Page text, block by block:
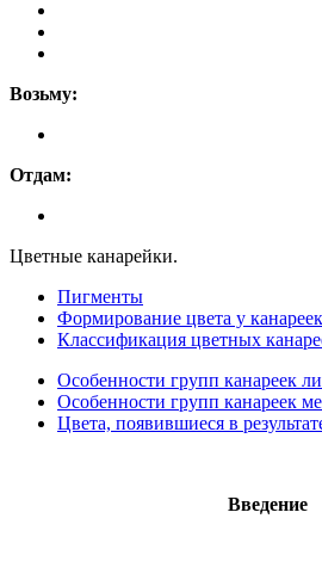
Возьму:
Отдам:
Цветные канарейки.
Пигменты
Формирование цвета у канареек
Классификация цветных
Особенности групп канареек
Особенности групп канареек
Цвета, появившиеся в
Введение